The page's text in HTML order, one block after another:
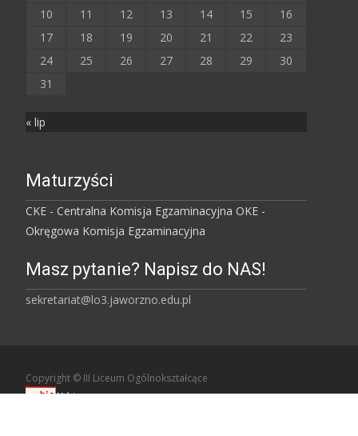
10
11 12 13 14 15
16
17
18 19 20 21 22
23
24
25 26 27 28 29
30
31
« lip
Maturzyści
CKE - Centralna Komisja Egzaminacyjna OKE -
Okręgowa Komisja Egzaminacyjna
Masz pytanie? Napisz do NAS!
sekretariat@lo3.jaworzno.edu.pl
Copyright © III Liceum Ogólnokształcące